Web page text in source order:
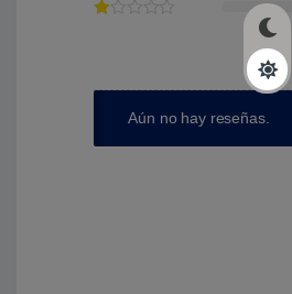
Aún no hay reseñas.